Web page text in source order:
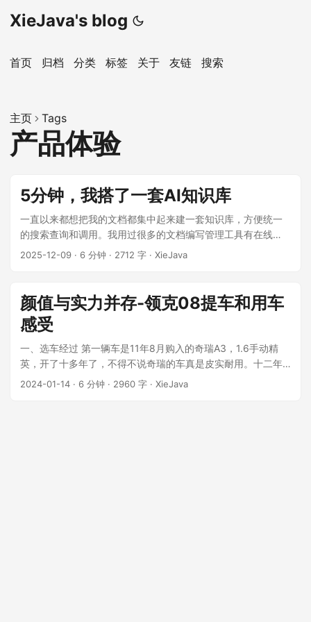
XieJava's blog
首页 归档 分类 标签 关于 友链 搜索
主页 Tags
产品体验
5分钟，我搭了一套AI知识库
一直以来都想把我的文档都集中起来建一套知识库，方便统一
的搜索查询和调用。我用过很多的文档编写管理工具有在线
的、离线的，包括有有道云笔记、语雀、飞书、Notion、
题，更要解决 “知识怎么用” 的痛点，能够将多源的知识内容进
行聚合，方便检索查询和使用。 ...
2025-12-09 · 6 分钟 · 2712 字 · XieJava
颜值与实力并存-领克08提车和用车
感受
一、选车经过 第一辆车是11年8月购入的奇瑞A3，1.6手动精
英，开了十多年了，不得不说奇瑞的车真是皮实耐用。十二年
12万公里了从来没有出过出现过大问题，就换过几次电池、换
2024-01-14 · 6 分钟 · 2960 字 · XieJava